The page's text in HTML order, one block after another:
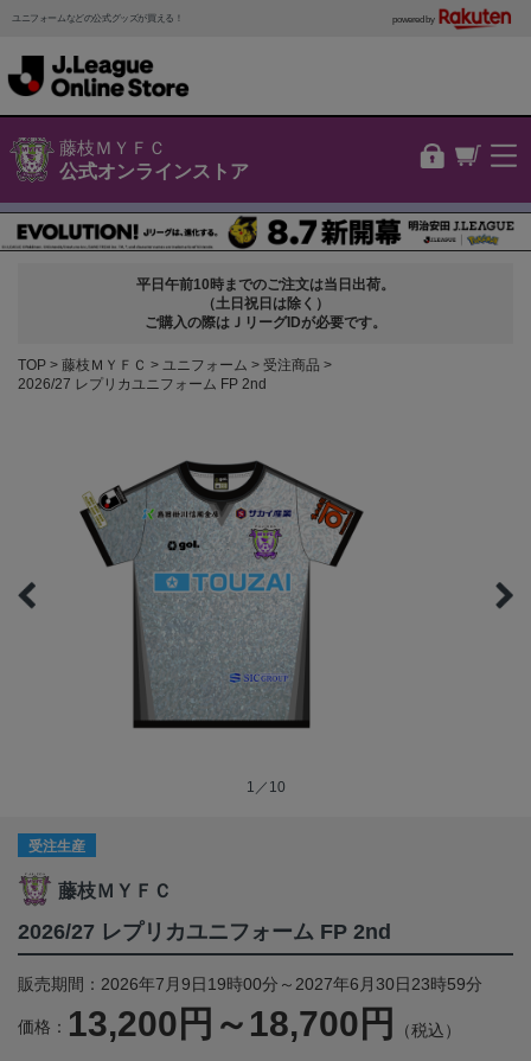
ユニフォームなどの公式グッズが買える！ powered by
藤枝ＭＹＦＣ
公式オンラインストア
平日午前10時までのご注文は当日出荷。
（土日祝日は除く）
ご購入の際はＪリーグIDが必要です。
TOP 藤枝ＭＹＦＣ ユニフォーム
受注商品
2026/27 レプリカユニフォーム FP 2nd
1／10
受注生産
藤枝ＭＹＦＣ
2026/27 レプリカユニフォーム FP 2nd
販売期間：2026年7月9日19時00分～2027年6月30日23時59分
価格： 13,200円～18,700円 （税込）